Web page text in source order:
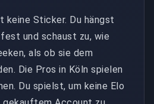
keine Sticker. Du hängst
und schaust zu, wie
als ob sie dem
Die Pros in Köln spielen
Du spielst, um keine Elo